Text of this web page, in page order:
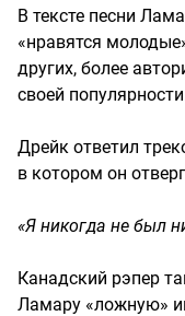
В тексте песни
«нравятся
других, более
своей
Дрейк ответил
в котором он
«Я никогда не был
Канадский рэпер
Ламару «ложную»